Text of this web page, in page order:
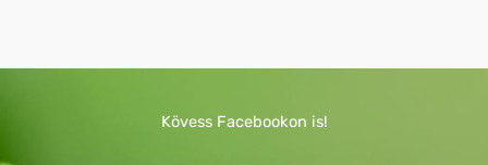
Kövess Facebookon is!